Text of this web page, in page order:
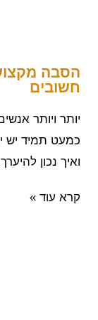
הסבה
חשובים
יותר ויותר
כמעט תמיד יש
ואיך נכון
קרא עוד »